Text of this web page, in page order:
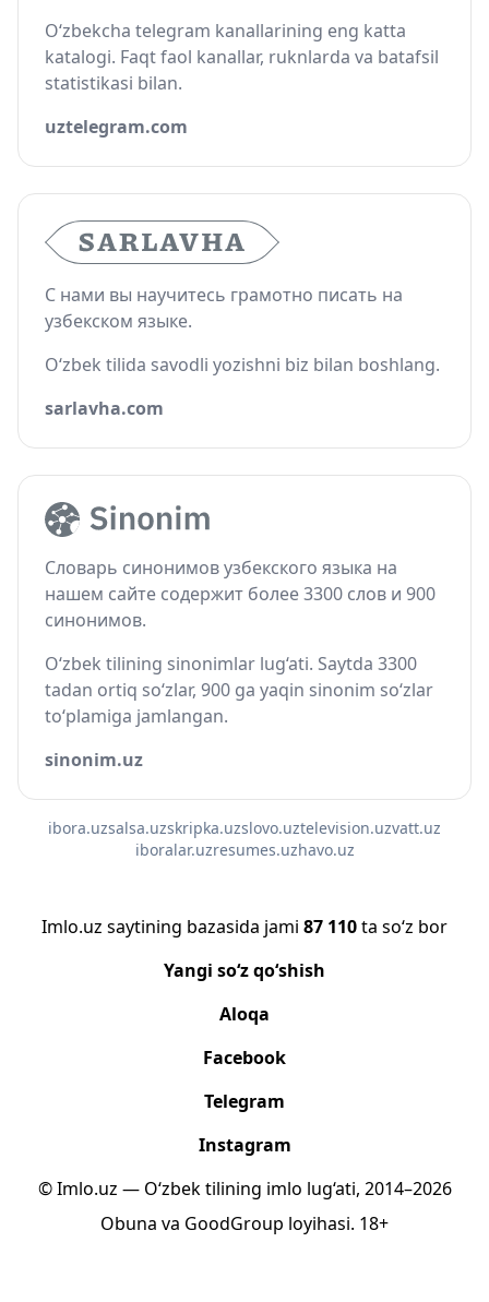
O‘zbekcha telegram kanallarining eng katta
katalogi. Faqt faol kanallar, ruknlarda va batafsil
statistikasi bilan.
uztelegram.com
С нами вы научитесь грамотно писать на
узбекском языке.
O‘zbek tilida savodli yozishni biz bilan boshlang.
sarlavha.com
Словарь синонимов узбекского языка на
нашем сайте содержит более 3300 слов и 900
синонимов.
O‘zbek tilining sinonimlar lug‘ati. Saytda 3300
tadan ortiq so‘zlar, 900 ga yaqin sinonim so‘zlar
to‘plamiga jamlangan.
sinonim.uz
ibora.uzsalsa.uzskripka.uzslovo.uztelevision.uzvatt.uz
iboralar.uzresumes.uzhavo.uz
Imlo.uz saytining bazasida jami 87 110ta so‘z bor
Yangi so‘z qo‘shish
Aloqa
Facebook
Telegram
Instagram
© Imlo.uz — O‘zbek tilining imlo lug‘ati, 2014–2026
Obuna va GoodGroup loyihasi. 18+